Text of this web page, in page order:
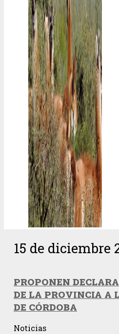
15 de diciembre
PROPONEN
DE LA PROVINCIA A
DE CÓRDOBA
Noticias